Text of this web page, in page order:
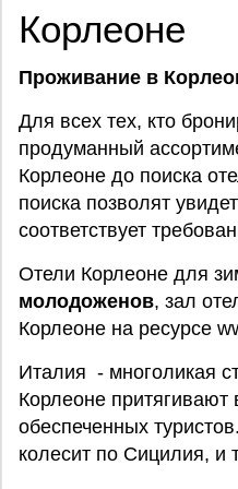
Корлеоне
Проживание в
Для всех тех, кто
продуманный
Корлеоне до поиска
поиска позволят
соответствует
Отели Корлеоне для
молодоженов, зал
Корлеоне на ресурсе
Италия - многоликая
Корлеоне
обеспеченных
колесит по Сицилия, и